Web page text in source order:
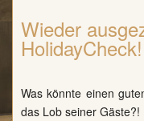
Wieder
HolidayCheck!
Was könnte einen
das Lob seiner Gäste?!